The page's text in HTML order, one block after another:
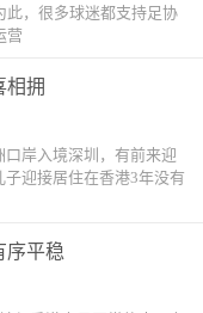
此，很多球迷都支持足协
营
相拥
口岸入境深圳，有前来迎
迎接居住在香港3年没有
序平稳